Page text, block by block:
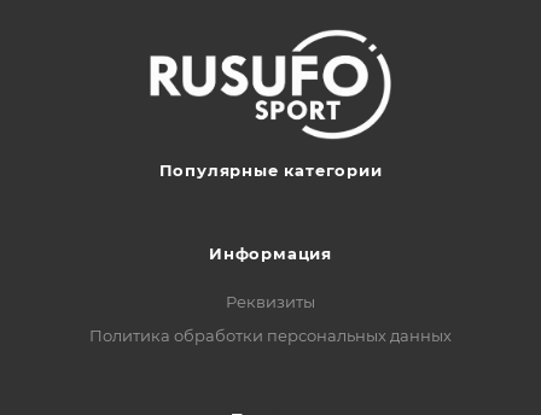
Популярные категории
Информация
Реквизиты
Политика обработки персональных данных